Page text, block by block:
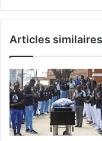
de
sur
Richter
Articles similaires